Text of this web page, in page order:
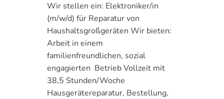
Wir stellen ein: Elektroniker/in
(m/w/d) für Reparatur von
Haushaltsgroßgeräten Wir bieten:
Arbeit in einem
familienfreundlichen, sozial
engagierten Betrieb Vollzeit mit
38,5 Stunden/Woche
Hausgerätereparatur, Bestellung,